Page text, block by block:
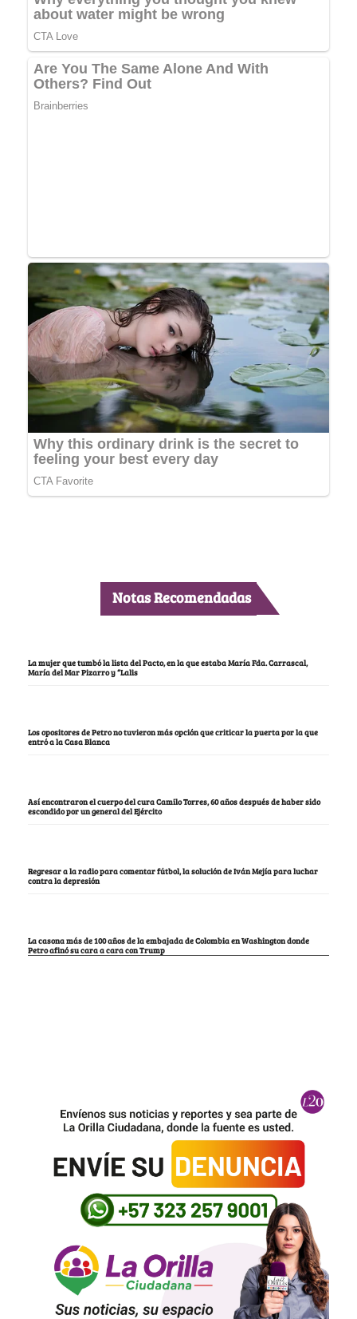
Notas Recomendadas
La mujer que tumbó la lista del Pacto, en la que estaba María Fda. Carrascal,
María del Mar Pizarro y “Lalis
Los opositores de Petro no tuvieron más opción que criticar la puerta por la que
entró a la Casa Blanca
Así encontraron el cuerpo del cura Camilo Torres, 60 años después de haber sido
escondido por un general del Ejército
Regresar a la radio para comentar fútbol, la solución de Iván Mejía para luchar
contra la depresión
La casona más de 100 años de la embajada de Colombia en Washington donde
Petro afinó su cara a cara con Trump